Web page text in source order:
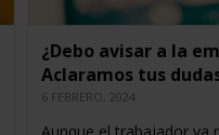
¿Debo avisar a la
Aclaramos tus
6 FEBRERO, 2024